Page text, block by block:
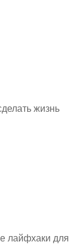
жизнь
лайфхаки для